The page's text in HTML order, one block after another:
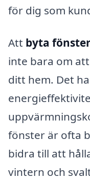
för dig som
Att byta
inte bara om
ditt hem. Det
fönster är ofta
bidra till att
vintern och